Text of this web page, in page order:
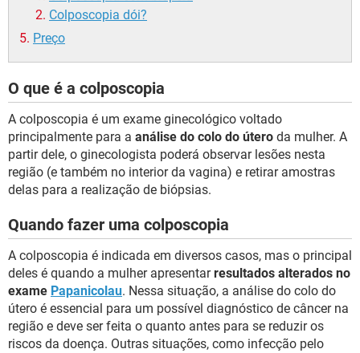
Colposcopia dói?
Preço
O que é a colposcopia
A colposcopia é um exame ginecológico voltado
principalmente para a análise do colo do útero da mulher. A
partir dele, o ginecologista poderá observar lesões nesta
região (e também no interior da vagina) e retirar amostras
delas para a realização de biópsias.
Quando fazer uma colposcopia
A colposcopia é indicada em diversos casos, mas o principal
deles é quando a mulher apresentarresultados alterados no
exame Papanicolau. Nessa situação, a análise do colo do
útero é essencial para um possível diagnóstico de câncer na
região e deve ser feita o quanto antes para se reduzir os
riscos da doença. Outras situações, como infecção pelo